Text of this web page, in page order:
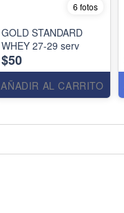
6 fotos
GOLD STANDARD
WHEY 27-29 serv
$50
AÑADIR AL CARRITO